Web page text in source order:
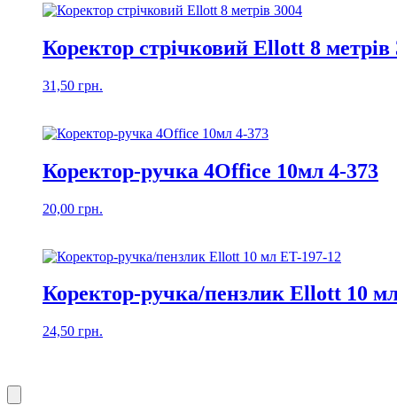
Коректор стрічковий Ellott 8 метрів
31,50 грн.
Коректор-ручка 4Office 10мл 4-373
20,00 грн.
Коректор-ручка/пензлик Ellott 10
24,50 грн.